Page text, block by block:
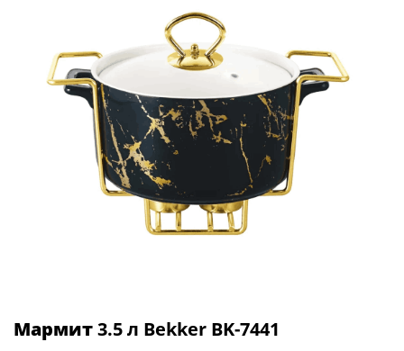
Мармит3.5 л Bekker BK-7441